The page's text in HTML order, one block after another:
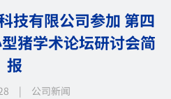
技有限公司参加 第四
猪学术论坛研讨会简
报
| 公司新闻